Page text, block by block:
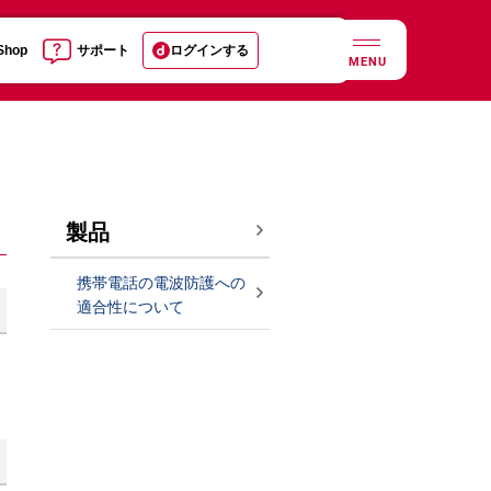
サポート ログインする
MENU
製品
携帯電話の電波防護への
適合性について